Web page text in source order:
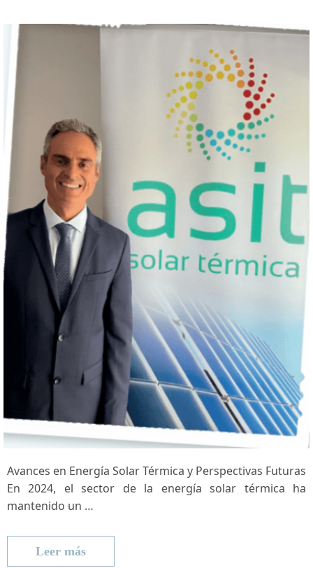
Avances en Energía Solar Térmica y Perspectivas Futuras
En 2024, el sector de la energía solar ⁣térmica ha
mantenido un …
Leer más